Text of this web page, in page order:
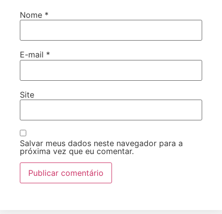
Nome *
E-mail *
Site
Salvar meus dados neste navegador para a
próxima vez que eu comentar.